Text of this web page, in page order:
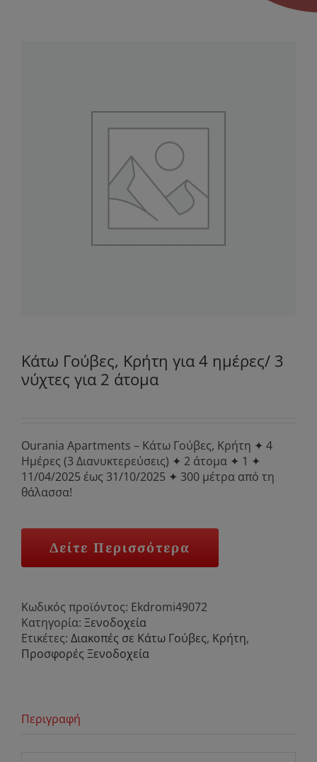
Κάτω Γούβες, Κρήτη για 4 ημέρες/ 3
νύχτες για 2 άτομα
Ourania Apartments – Κάτω Γούβες, Κρήτη ✦ 4
Ημέρες (3 Διανυκτερεύσεις) ✦ 2 άτομα ✦ 1 ✦
11/04/2025 έως 31/10/2025 ✦ 300 μέτρα από τη
θάλασσα!
Δείτε Περισσότερα
Κωδικός προϊόντος: Ekdromi49072
Κατηγορία: Ξενοδοχεία
Ετικέτες: Διακοπές σε Κάτω Γούβες, Κρήτη,
Προσφορές Ξενοδοχεία
Περιγραφή